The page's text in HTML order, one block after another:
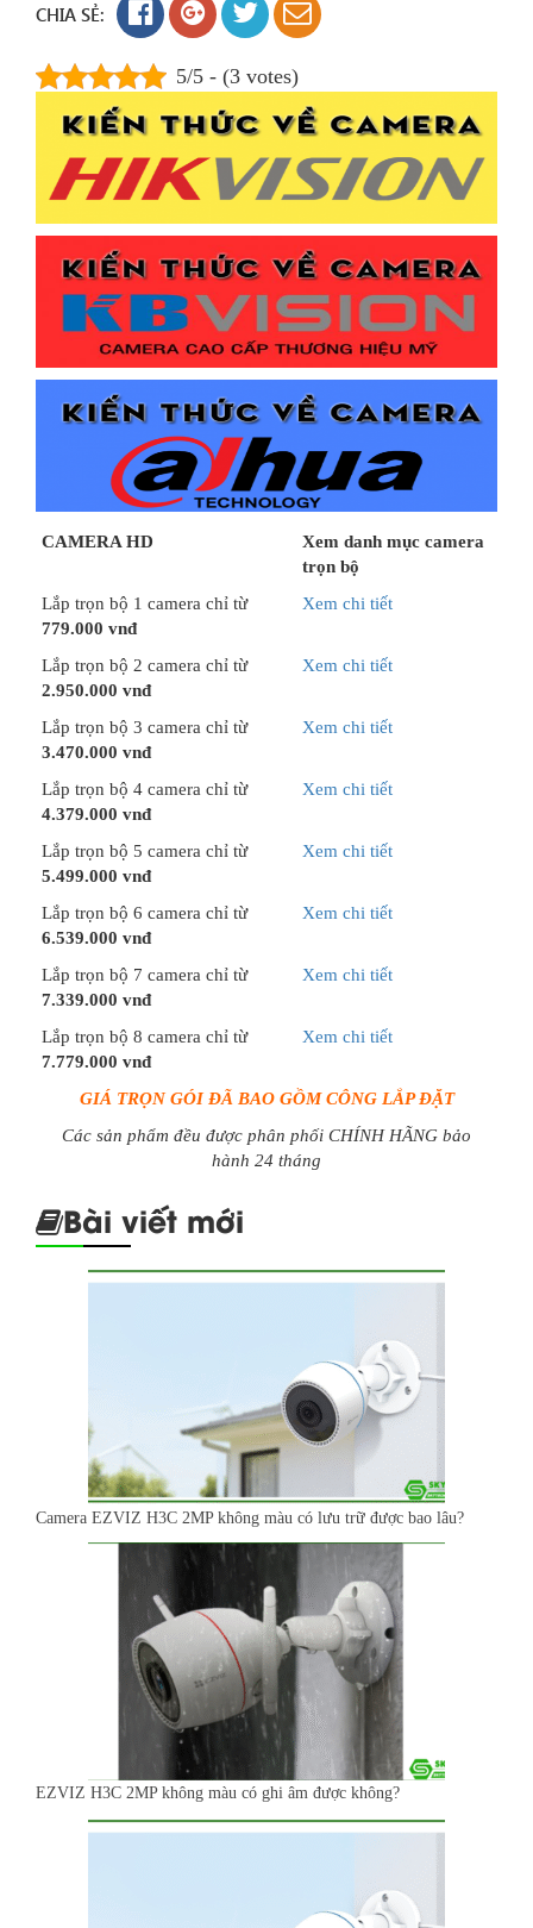
CHIA SẺ:
5/5 - (3 votes)
CAMERA HD
Xem danh mục camera
trọn bộ
Lắp trọn bộ 1 camera chỉ từ
779.000 vnđ
Xem chi tiết
Lắp trọn bộ 2 camera chỉ từ
2.950.000 vnđ
Xem chi tiết
Lắp trọn bộ 3 camera chỉ từ
3.470.000 vnđ
Xem chi tiết
Lắp trọn bộ 4 camera chỉ từ
4.379.000 vnđ
Xem chi tiết
Lắp trọn bộ 5 camera chỉ từ
5.499.000 vnđ
Xem chi tiết
Lắp trọn bộ 6 camera chỉ từ
6.539.000 vnđ
Xem chi tiết
Lắp trọn bộ 7 camera chỉ từ
7.339.000 vnđ
Xem chi tiết
Lắp trọn bộ 8 camera chỉ từ
7.779.000 vnđ
Xem chi tiết
GIÁ TRỌN GÓI ĐÃ BAO GỒM CÔNG LẮP ĐẶT
Các sản phẩm đều được phân phối CHÍNH HÃNG bảo
hành 24 tháng
Bài viết mới
Camera EZVIZ H3C 2MP không màu có lưu trữ được bao lâu?
EZVIZ H3C 2MP không màu có ghi âm được không?